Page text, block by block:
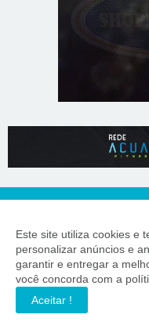
Informação precisa
Este site utiliza cookies e
personalizar anúncios e
garantir e entregar a
você concorda com a
Aceitar !